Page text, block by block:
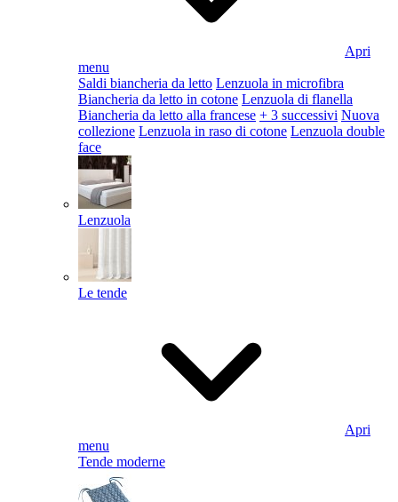
Apri
menu
Saldi biancheria da letto Lenzuola in microfibra
Biancheria da letto in cotone Lenzuola di flanella
Biancheria da letto alla francese + 3 successivi Nuova
collezione Lenzuola in raso di cotone Lenzuola double
face
Lenzuola
Le tende
Apri
menu
Tende moderne